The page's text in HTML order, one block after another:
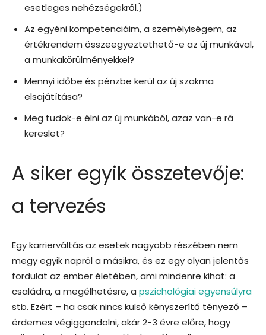
esetleges nehézségekről.)
Az egyéni kompetenciáim, a személyiségem, az
értékrendem összeegyeztethető-e az új munkával,
a munkakörülményekkel?
Mennyi időbe és pénzbe kerül az új szakma
elsajátítása?
Meg tudok-e élni az új munkából, azaz van-e rá
kereslet?
A siker egyik összetevője:
a tervezés
Egy karrierváltás az esetek nagyobb részében nem
megy egyik napról a másikra, és ez egy olyan jelentős
fordulat az ember életében, ami mindenre kihat: a
családra, a megélhetésre, a pszichológiai egyensúlyra
stb. Ezért – ha csak nincs külső kényszerítő tényező –
érdemes végiggondolni, akár 2-3 évre előre, hogy